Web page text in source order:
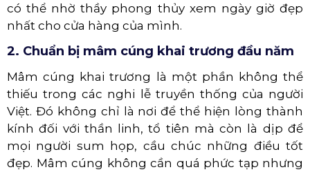
có thể nhờ thầy phong thủy xem ngày giờ đẹp
nhất cho cửa hàng của mình.
2. Chuẩn bị mâm cúng khai trương đầu năm
Mâm cúng khai trương là một phần không thể
thiếu trong các nghi lễ truyền thống của người
Việt. Đó không chỉ là nơi để thể hiện lòng thành
kính đối với thần linh, tổ tiên mà còn là dịp để
mọi người sum họp, cầu chúc những điều tốt
đẹp. Mâm cúng không cần quá phức tạp nhưng